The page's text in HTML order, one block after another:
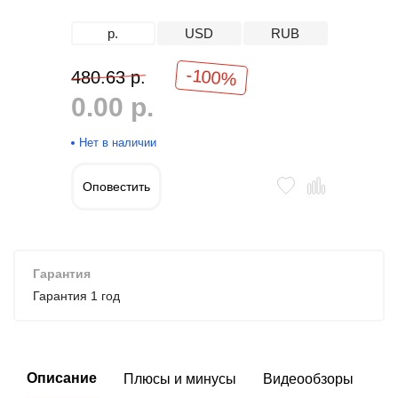
р. USD RUB
480.63 р. -100%
0.00 р.
Нет в наличии
Оповестить
Гарантия
Гарантия 1 год
Описание Плюсы и минусы Видеообзоры